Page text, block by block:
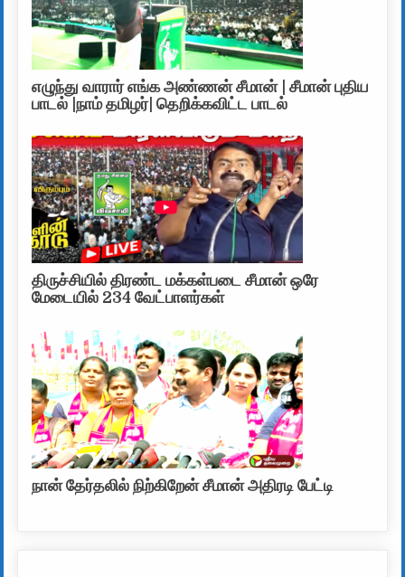
எழுந்து வாரார் எங்க அண்ணன் சீமான் | சீமான் புதிய
பாடல் |நாம் தமிழர்| தெறிக்கவிட்ட பாடல்
திருச்சியில் திரண்ட மக்கள்படை சீமான் ஒரே
மேடையில் 234 வேட்பாளர்கள்
நான் தேர்தலில் நிற்கிறேன் சீமான் அதிரடி பேட்டி